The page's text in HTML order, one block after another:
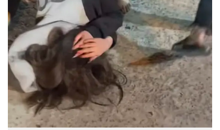
Xu hướng